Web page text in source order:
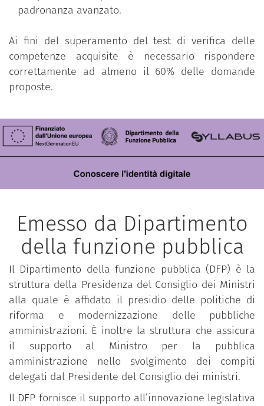
padronanza avanzato.
Ai fini del superamento del test di verifica delle
competenze acquisite è necessario rispondere
correttamente ad almeno il 60% delle domande
proposte.
Emesso da Dipartimento
della funzione pubblica
Il Dipartimento della funzione pubblica (DFP) è la
struttura della Presidenza del Consiglio dei Ministri
alla quale è affidato il presidio delle politiche di
riforma e modernizzazione delle pubbliche
amministrazioni. È inoltre la struttura che assicura
il supporto al Ministro per la pubblica
amministrazione nello svolgimento dei compiti
delegati dal Presidente del Consiglio dei ministri.
Il DFP fornisce il supporto all’innovazione legislativa